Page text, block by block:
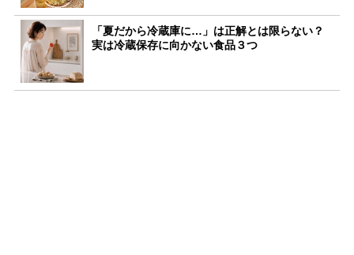
「夏だから冷蔵庫に…」は正解とは限らない？
実は冷蔵保存に向かない食品３つ